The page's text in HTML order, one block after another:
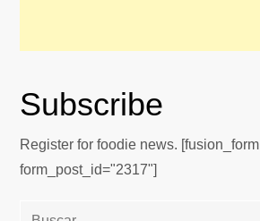
Subscribe
Register for foodie news. [fusion_form
form_post_id="2317"]
Buscar: